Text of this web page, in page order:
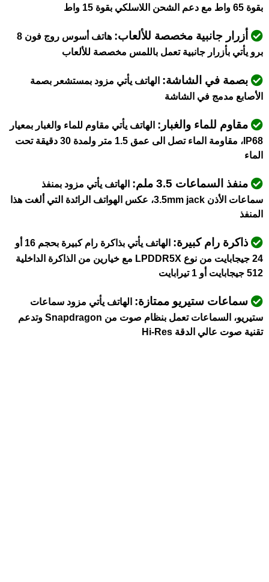
بقوة 65 واط مع دعم الشحن اللاسلكي بقوة 15 واط
أزرار جانبية مخصصة للألعاب:
هاتف أسوس روج فون 8
برو يأتي بأزرار جانبية تعمل باللمس مخصصة للألعاب
بصمة في الشاشة: الهاتف يأتي مزود بمستشعر بصمة
الأصابع مدمج في الشاشة
مقاوم للماء والغبار: الهاتف يأتي مقاوم للماء والغبار بمعيار
IP68، مقاومة الماء تصل الى عمق 1.5 متر ولمدة 30 دقيقة تحت
الماء
منفذ السماعات 3.5 ملم:
الهاتف يأتي مزود بمنفذ
سماعات الأذن 3.5mm jack، عكس الهواتف الرائدة التي ألغت هذا
المنفذ
ذاكرة رام كبيرة:
الهاتف يأتي بذاكرة رام كبيرة بحجم 16 أو
24 جيجابايت من نوع LPDDR5X مع خيارين من الذاكرة الداخلية
512 جيجابايت أو 1 تيرابايت
سماعات ستيريو ممتازة: الهاتف يأتي مزود سماعات
ستيريو، السماعات تعمل بنظام صوت من Snapdragon وتدعم
تقنية صوت عالي الدقة Hi-Res